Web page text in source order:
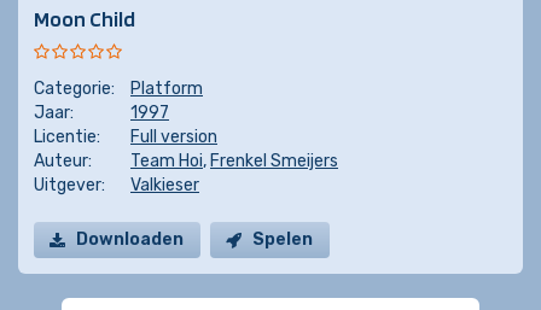
Moon Child
Categorie:
Platform
Jaar:
1997
Licentie:
Full version
Auteur:
Team Hoi, Frenkel Smeijers
Uitgever:
Valkieser
Downloaden Spelen